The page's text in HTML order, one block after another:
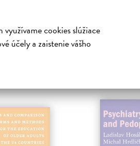
cookies slúžiace
účely a zaistenie vášho